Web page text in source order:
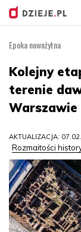
Epoka nowożytna
Kolejny
terenie
Warszawie
AKTUALIZACJA:
Rozmaitości